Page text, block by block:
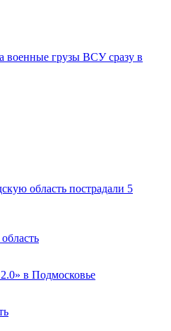
военные грузы ВСУ сразу в
область пострадали 5
в Подмосковье